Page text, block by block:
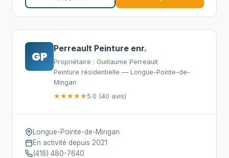
GP
Perreault Peinture enr.
Propriétaire : Guillaume Perreault
Peinture résidentielle — Longue-Pointe-de-
Mingan
★★★★★5.0 (40 avis)
Longue-Pointe-de-Mingan
En activité depuis 2021
(418) 480-7640